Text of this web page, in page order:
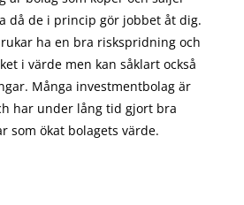
då de i princip görjobbet åt dig.
ha en bra riskspridning och
i värde men kan såklart också
Många investmentbolag är
har under lång tid gjort bra
som ökat bolagets värde.